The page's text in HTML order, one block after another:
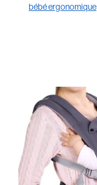
bébé ergonomique